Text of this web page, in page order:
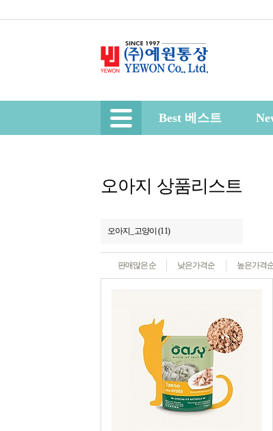
Best 베스트
오아지 상품리스트
오아지_고양이 (11)
판매많은순 낮은가격순 높은가격